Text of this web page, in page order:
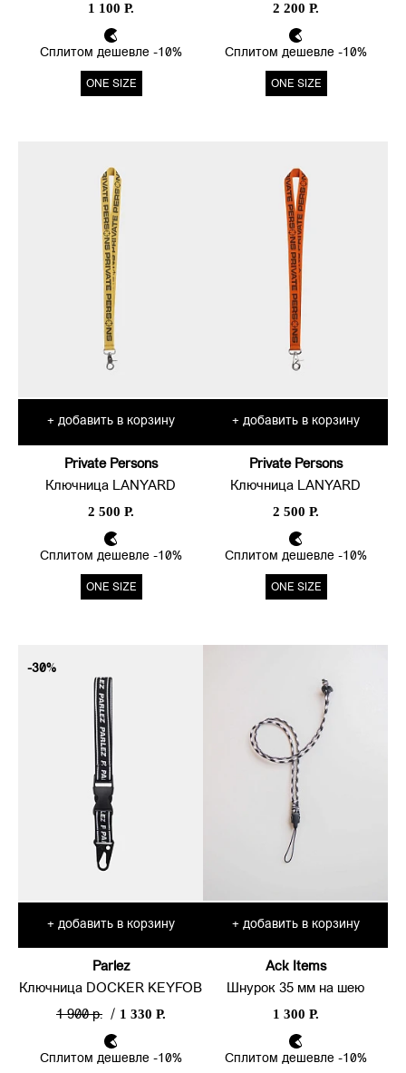
1 100 Р.
Сплитом дешевле -10%
ONE SIZE
2 200 Р.
Сплитом дешевле -10%
ONE SIZE
+ добавить в корзину
Private Persons
Ключница LANYARD
2 500 Р.
Сплитом дешевле -10%
ONE SIZE
+ добавить в корзину
Private Persons
Ключница LANYARD
2 500 Р.
Сплитом дешевле -10%
ONE SIZE
-30%
+ добавить в корзину
Parlez
Ключница DOCKER KEYFOB
1 900 р.
/ 1 330 Р.
Сплитом дешевле -10%
+ добавить в корзину
Ack Items
Шнурок 35 мм на шею
1 300 Р.
Сплитом дешевле -10%